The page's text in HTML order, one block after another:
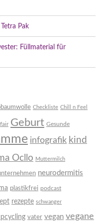
Pak
Füllmaterial für
Checkliste Chill n Feel
fair Geburt Gesunde
infografik kind
Ocllo Muttermilch
neurodermitis
plastikfrei podcast
rezepte schwanger
vater vegan vegane